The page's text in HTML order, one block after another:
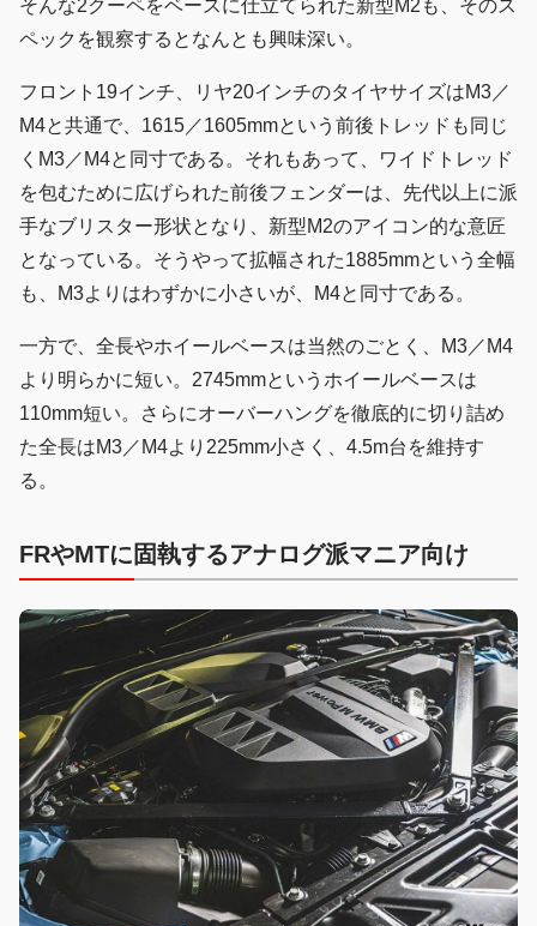
そんな2クーペをベースに仕立てられた新型M2も、そのス
ペックを観察するとなんとも興味深い。
フロント19インチ、リヤ20インチのタイヤサイズはM3／
M4と共通で、1615／1605mmという前後トレッドも同じ
くM3／M4と同寸である。それもあって、ワイドトレッド
を包むために広げられた前後フェンダーは、先代以上に派
手なブリスター形状となり、新型M2のアイコン的な意匠
となっている。そうやって拡幅された1885mmという全幅
も、M3よりはわずかに小さいが、M4と同寸である。
一方で、全長やホイールベースは当然のごとく、M3／M4
より明らかに短い。2745mmというホイールベースは
110mm短い。さらにオーバーハングを徹底的に切り詰め
た全長はM3／M4より225mm小さく、4.5m台を維持す
る。
FRやMTに固執するアナログ派マニア向け